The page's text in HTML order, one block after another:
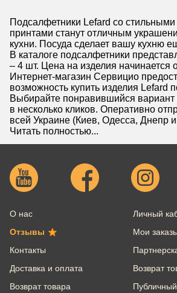
Подсалфетники Lefard со
принтами станут отличным
кухни. Посуда сделает вашу кухню
В каталоге подсалфетники
– 4 шт. Цена на изделия начинается
Интернет-магазин Сервицио
возможность купить изделия Lefard
Выбирайте понравившийся вариант
в несколько кликов. Оперативно
всей Украине (Киев, Одесса, Днепр
Читать полностью...
О нас
Отзывы
Контакты
Доставка и оплата
Возврат товара
Личный
Мои
Возврат